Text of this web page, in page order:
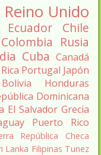
Reino Unido
Ecuador
Chile
Colombia Rusia
Cuba Canadá
Portugal Japón
Bolivia
Honduras
Dominicana
El Salvador Grecia
Puerto Rico
República Checa
Lanka Filipinas Tunez